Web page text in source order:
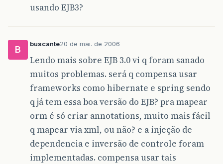
usando EJB3?
B
buscante20 de mai. de 2006
Lendo mais sobre EJB 3.0 vi q foram sanado
muitos problemas. será q compensa usar
frameworks como hibernate e spring sendo
q já tem essa boa versão do EJB? pra mapear
orm é só criar annotations, muito mais fácil
q mapear via xml, ou não? e a injeção de
dependencia e inversão de controle foram
implementadas. compensa usar tais